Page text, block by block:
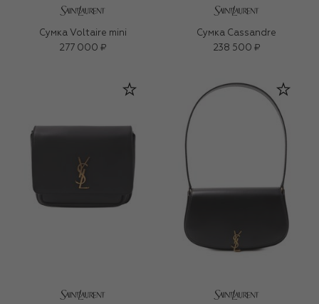
Сумка Voltaire mini
277 000 ₽
Сумка Cassandre
238 500 ₽